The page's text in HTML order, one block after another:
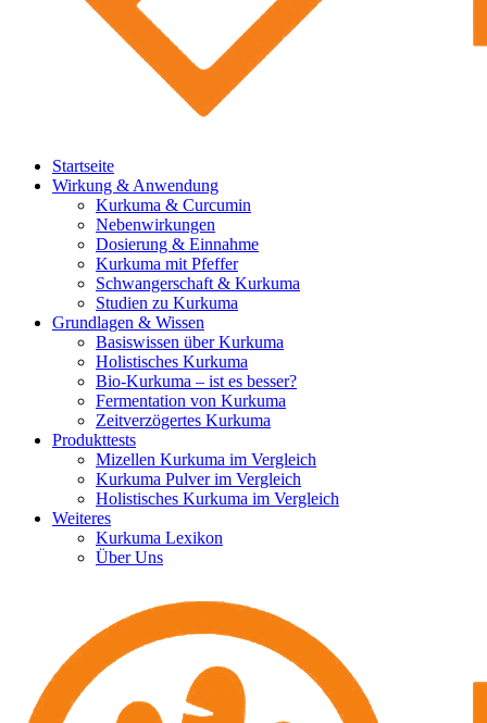
Startseite
Wirkung & Anwendung
Kurkuma & Curcumin
Nebenwirkungen
Dosierung & Einnahme
Kurkuma mit Pfeffer
Schwangerschaft & Kurkuma
Studien zu Kurkuma
Grundlagen & Wissen
Basiswissen über Kurkuma
Holistisches Kurkuma
Bio-Kurkuma – ist es besser?
Fermentation von Kurkuma
Zeitverzögertes Kurkuma
Produkttests
Mizellen Kurkuma im Vergleich
Kurkuma Pulver im Vergleich
Holistisches Kurkuma im Vergleich
Weiteres
Kurkuma Lexikon
Über Uns